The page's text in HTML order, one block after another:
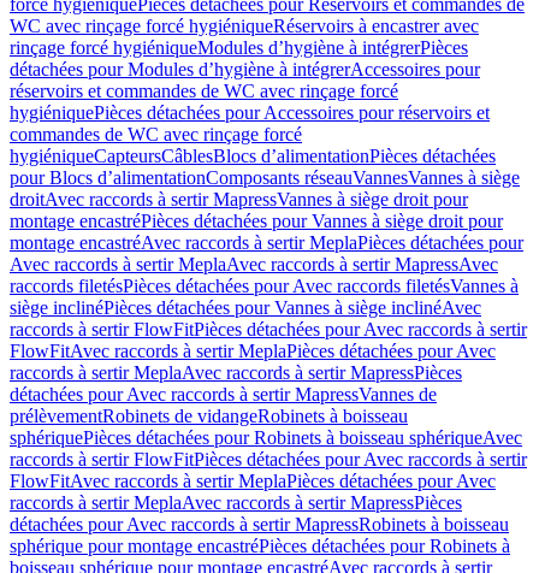
forcé hygiéniquePièces détachées pour Réservoirs et commandes de
WC avec rinçage forcé hygiéniqueRéservoirs à encastrer avec
rinçage forcé hygiéniqueModules d’hygiène à intégrerPièces
détachées pour Modules d’hygiène à intégrerAccessoires pour
réservoirs et commandes de WC avec rinçage forcé
hygiéniquePièces détachées pour Accessoires pour réservoirs et
commandes de WC avec rinçage forcé
hygiéniqueCapteursCâblesBlocs d’alimentationPièces détachées
pour Blocs d’alimentationComposants réseauVannesVannes à siège
droitAvec raccords à sertir MapressVannes à siège droit pour
montage encastréPièces détachées pour Vannes à siège droit pour
montage encastréAvec raccords à sertir MeplaPièces détachées pour
Avec raccords à sertir MeplaAvec raccords à sertir MapressAvec
raccords filetésPièces détachées pour Avec raccords filetésVannes à
siège inclinéPièces détachées pour Vannes à siège inclinéAvec
raccords à sertir FlowFitPièces détachées pour Avec raccords à sertir
FlowFitAvec raccords à sertir MeplaPièces détachées pour Avec
raccords à sertir MeplaAvec raccords à sertir MapressPièces
détachées pour Avec raccords à sertir MapressVannes de
prélèvementRobinets de vidangeRobinets à boisseau
sphériquePièces détachées pour Robinets à boisseau sphériqueAvec
raccords à sertir FlowFitPièces détachées pour Avec raccords à sertir
FlowFitAvec raccords à sertir MeplaPièces détachées pour Avec
raccords à sertir MeplaAvec raccords à sertir MapressPièces
détachées pour Avec raccords à sertir MapressRobinets à boisseau
sphérique pour montage encastréPièces détachées pour Robinets à
boisseau sphérique pour montage encastréAvec raccords à sertir